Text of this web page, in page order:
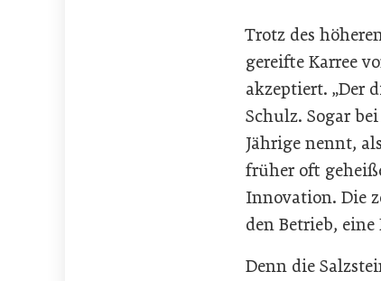
Trotz des
gereifte Karree
akzeptiert. „Der
Schulz. Sogar
Jährige nennt,
früher oft
Innovation. Die
den Betrieb,
Denn die